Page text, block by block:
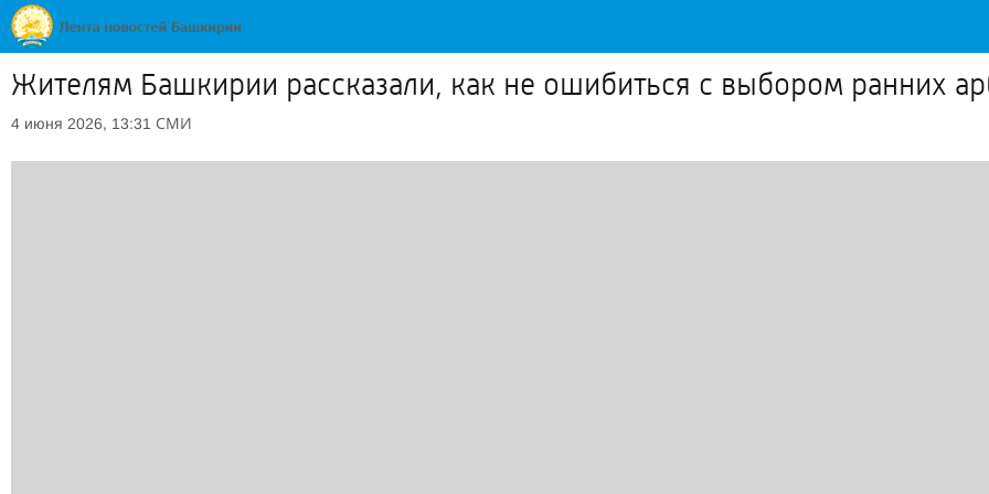
Жителям Башкирии рассказали, как не ошибиться с выбором ранних
4 июня 2026, 13:31 СМИ